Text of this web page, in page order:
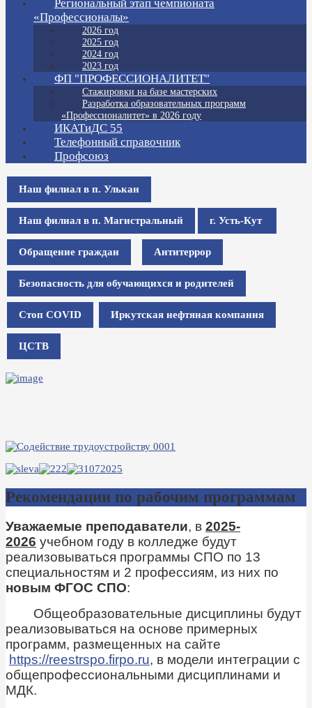
Региональный этап чемпионата
«Профессионалы»
2026 год
2025 год
2024 год
2023 год
ФП "ПРОФЕССИОНАЛИТЕТ"
Стажировки на базе мастерских
Разработка образовательных программ
«Профессионалитет» в 2026 году
ИКАТиДС 55
Телефонный справочник
Профсоюз
Наш филиал в п. Улькан
Наш филиал в п. Магистральный г. Усть-Кут
Обращение граждан Антитеррор
Безопасность для обучающихся и родителей
Стоп COVID Иркутская нефтяная компания
ЦСТВ
Рекомендации по рабочим программам
Уважаемые преподаватели, в 2025-
2026 учебном году в колледже будут
реализовываться программы СПО по 13
специальностям и 2 профессиям, из них по
новым ФГОС СПО:
Общеобразовательные дисциплины будут
реализовываться на основе примерных
программ, размещенных на сайте
https://reestrspo.firpo.ru, в модели интеграции с
общепрофессиональными дисциплинами и
МДК.